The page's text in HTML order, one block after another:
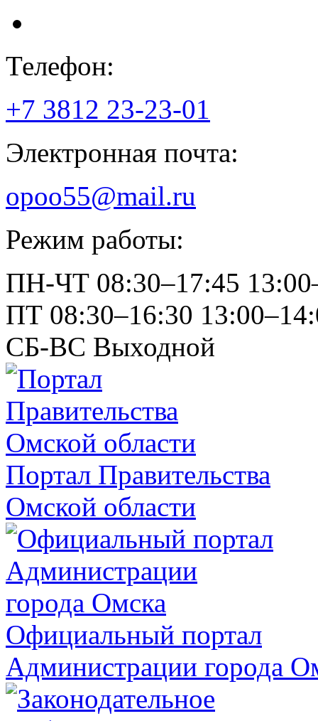
Телефон:
+7 3812 23-23-01
Электронная почта:
opoo55@mail.ru
Режим работы:
ПН-ЧТ 08:30–17:45
ПТ 08:30–16:30
СБ-ВС Выходной
Портал Правительства
Омской области
Официальный портал
Администрации города